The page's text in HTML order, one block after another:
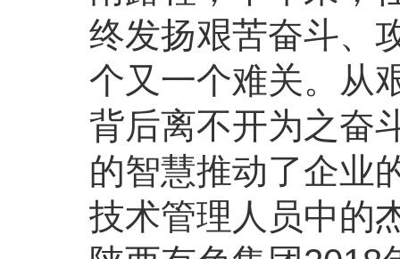
终发扬艰苦奋斗、
个又一个难关。从
背后离不开为之奋
的智慧推动了企业
技术管理人员中的